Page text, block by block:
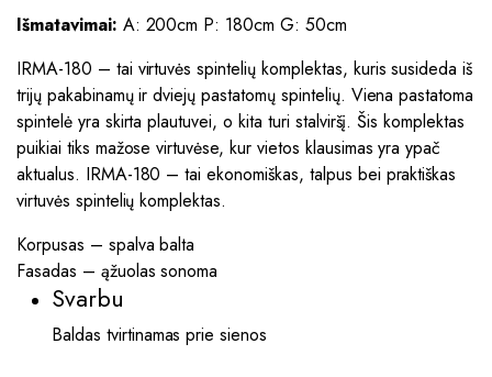
Išmatavimai: A: 200cm P: 180cm G: 50cm
IRMA-180 – tai virtuvės spintelių komplektas, kuris susideda iš
trijų pakabinamų ir dviejų pastatomų spintelių. Viena pastatoma
spintelė yra skirta plautuvei, o kita turi stalviršį. Šis komplektas
puikiai tiks mažose virtuvėse, kur vietos klausimas yra ypač
aktualus. IRMA-180 – tai ekonomiškas, talpus bei praktiškas
virtuvės spintelių komplektas.
Korpusas – spalva balta
Fasadas – ąžuolas sonoma
Svarbu
Baldas tvirtinamas prie sienos